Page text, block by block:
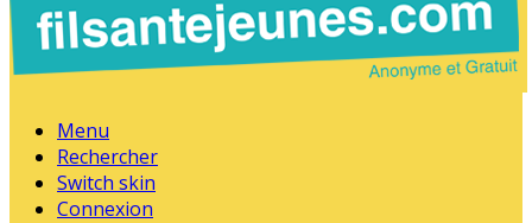
Menu
Rechercher
Switch skin
Connexion